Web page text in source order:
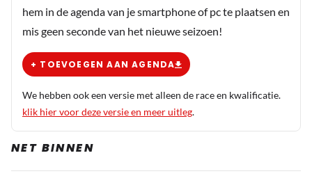
Zandvoort ook inpakken, dan komen die tribunes
helemaal niet meer vol.
hem in de agenda van je smartphone of pc te plaatsen en
mis geen seconde van het nieuwe seizoen!
+ TOEVOEGEN AAN AGENDA
We hebben ook een versie met alleen de race en kwalificatie.
klik hier voor deze versie en meer uitleg.
NET BINNEN